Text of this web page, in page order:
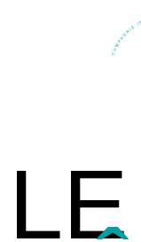
LE